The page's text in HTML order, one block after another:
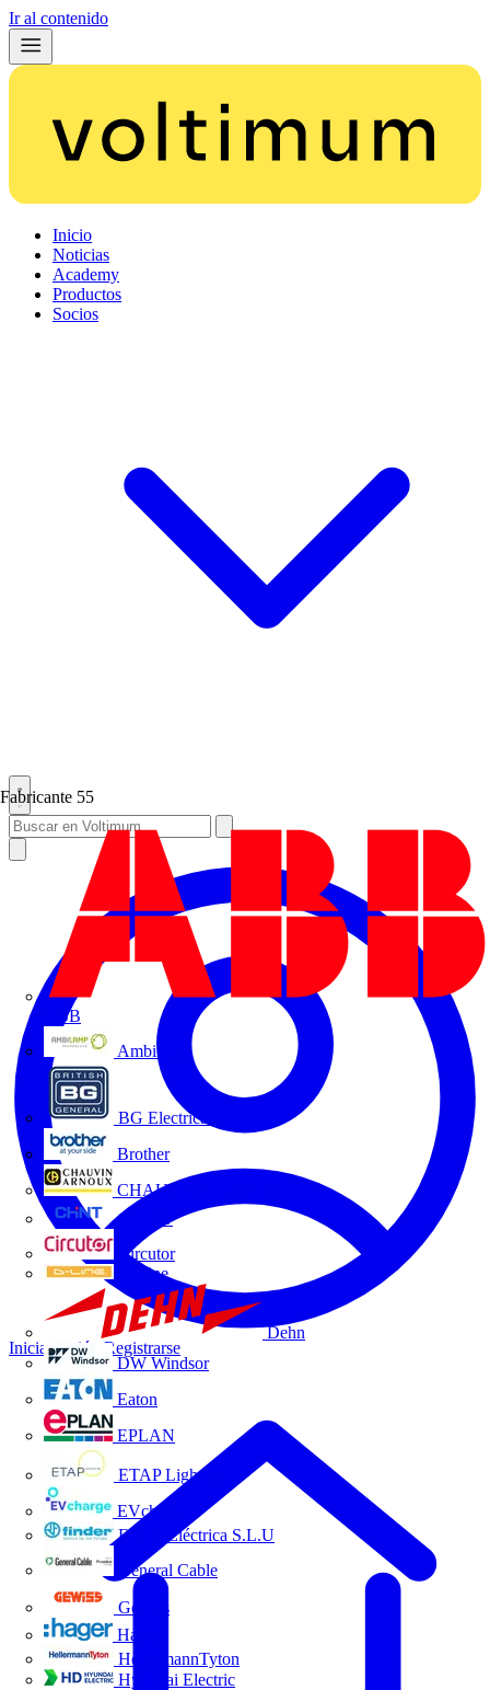
Ir al contenido
Inicio
Noticias
Academy
Productos
Socios
Fabricante 55
ABB
Ambilamp
BG Electrical
Brother
CHAUVIN ARNOUX
CHINT
Circutor
D-Line
Dehn
DW Windsor
Eaton
EPLAN
ETAP Lighting
EVcharge
Finder Eléctrica S.L.U
General Cable
Gewiss
Hager
HellermannTyton
Hyundai Electric
Iniciar sesión Registrarse